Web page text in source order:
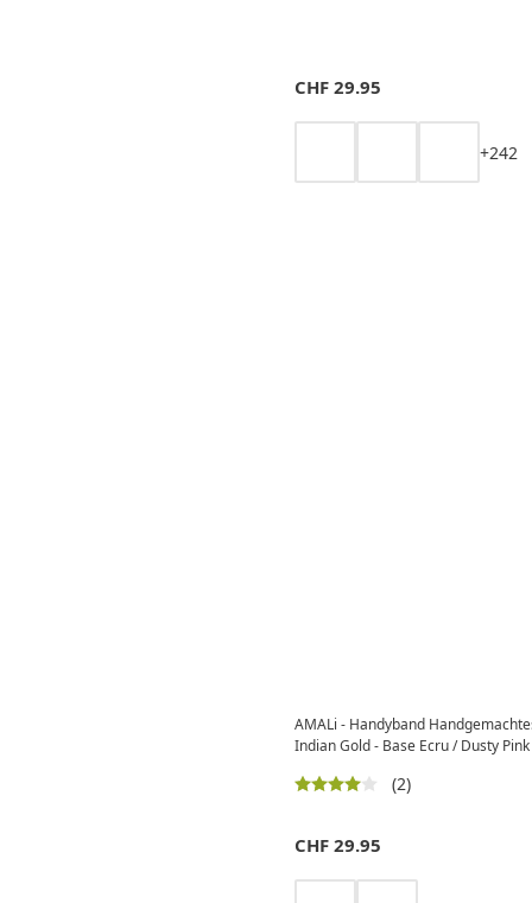
CHF 29.95
+242
AMALi - Handyband
Indian Gold - Base Ecru / Dusty
(2)
CHF 29.95